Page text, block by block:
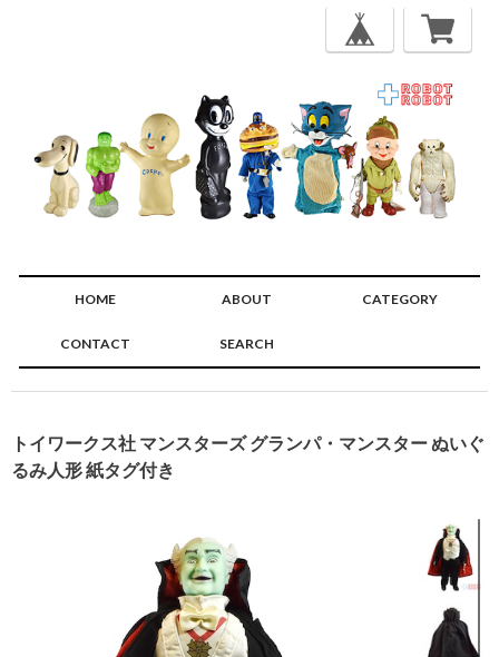
HOME ABOUT CATEGORY
CONTACT SEARCH
トイワークス社 マンスターズ グランパ・マンスター ぬいぐ
るみ人形 紙タグ付き